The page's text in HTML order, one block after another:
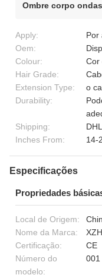
Ombre corpo
Apply:
Por
Oem:
Colour:
Cor
Hair Grade:
Extension Type:
o
Durability:
Shipping:
Inches From:
14-
Especificações
Propriedades
Local de Origem:
Nome da Marca:
Certificação:
CE
Número do
modelo:
001